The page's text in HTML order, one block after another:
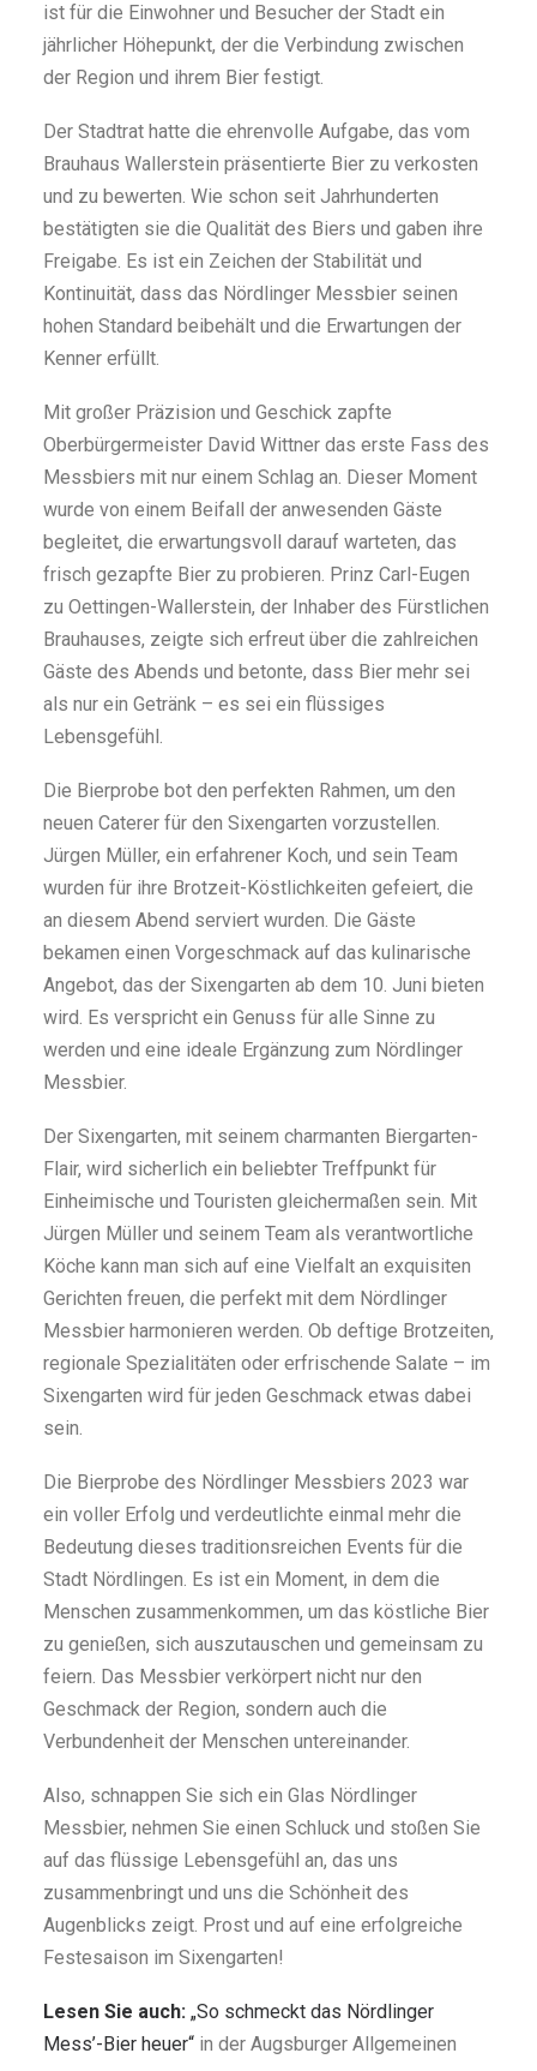
ist für die Einwohner und Besucher der Stadt ein
jährlicher Höhepunkt, der die Verbindung zwischen
der Region und ihrem Bier festigt.
Der Stadtrat hatte die ehrenvolle Aufgabe, das vom
Brauhaus Wallerstein präsentierte Bier zu verkosten
und zu bewerten. Wie schon seit Jahrhunderten
bestätigten sie die Qualität des Biers und gaben ihre
Freigabe. Es ist ein Zeichen der Stabilität und
Kontinuität, dass das Nördlinger Messbier seinen
hohen Standard beibehält und die Erwartungen der
Kenner erfüllt.
Mit großer Präzision und Geschick zapfte
Oberbürgermeister David Wittner das erste Fass des
Messbiers mit nur einem Schlag an. Dieser Moment
wurde von einem Beifall der anwesenden Gäste
begleitet, die erwartungsvoll darauf warteten, das
frisch gezapfte Bier zu probieren. Prinz Carl-Eugen
zu Oettingen-Wallerstein, der Inhaber des Fürstlichen
Brauhauses, zeigte sich erfreut über die zahlreichen
Gäste des Abends und betonte, dass Bier mehr sei
als nur ein Getränk – es sei ein flüssiges
Lebensgefühl.
Die Bierprobe bot den perfekten Rahmen, um den
neuen Caterer für den Sixengarten vorzustellen.
Jürgen Müller, ein erfahrener Koch, und sein Team
wurden für ihre Brotzeit-Köstlichkeiten gefeiert, die
an diesem Abend serviert wurden. Die Gäste
bekamen einen Vorgeschmack auf das kulinarische
Angebot, das der Sixengarten ab dem 10. Juni bieten
wird. Es verspricht ein Genuss für alle Sinne zu
werden und eine ideale Ergänzung zum Nördlinger
Messbier.
Der Sixengarten, mit seinem charmanten Biergarten-
Flair, wird sicherlich ein beliebter Treffpunkt für
Einheimische und Touristen gleichermaßen sein. Mit
Jürgen Müller und seinem Team als verantwortliche
Köche kann man sich auf eine Vielfalt an exquisiten
Gerichten freuen, die perfekt mit dem Nördlinger
Messbier harmonieren werden. Ob deftige Brotzeiten,
regionale Spezialitäten oder erfrischende Salate – im
Sixengarten wird für jeden Geschmack etwas dabei
sein.
Die Bierprobe des Nördlinger Messbiers 2023 war
ein voller Erfolg und verdeutlichte einmal mehr die
Bedeutung dieses traditionsreichen Events für die
Stadt Nördlingen. Es ist ein Moment, in dem die
Menschen zusammenkommen, um das köstliche Bier
zu genießen, sich auszutauschen und gemeinsam zu
feiern. Das Messbier verkörpert nicht nur den
Geschmack der Region, sondern auch die
Verbundenheit der Menschen untereinander.
Also, schnappen Sie sich ein Glas Nördlinger
Messbier, nehmen Sie einen Schluck und stoßen Sie
auf das flüssige Lebensgefühl an, das uns
zusammenbringt und uns die Schönheit des
Augenblicks zeigt. Prost und auf eine erfolgreiche
Festesaison im Sixengarten!
Lesen Sie auch: „So schmeckt das Nördlinger
Mess’-Bier heuer“ in der Augsburger Allgemeinen